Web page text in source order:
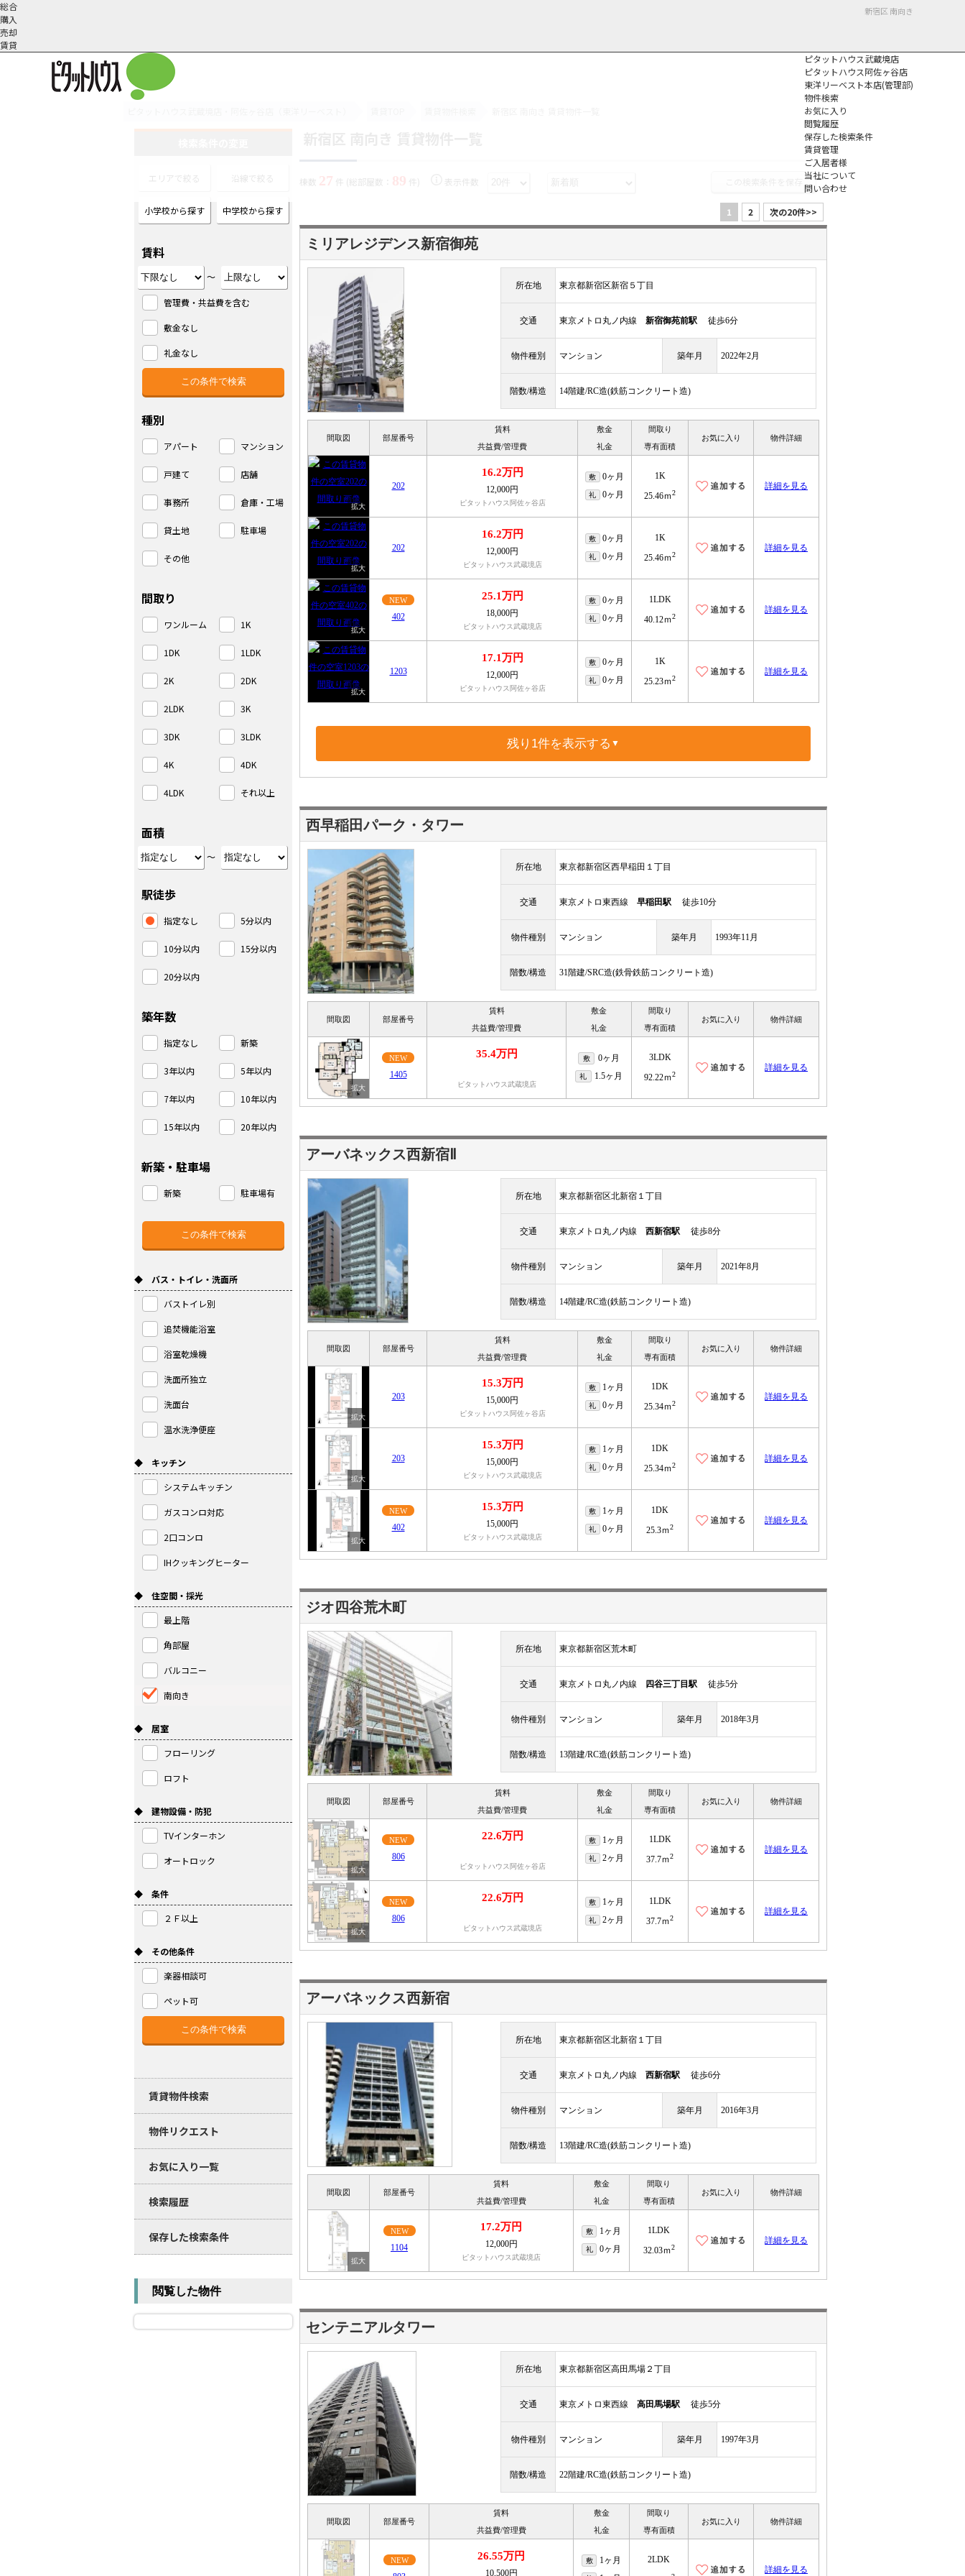
新宿区 南向き
総合
購入
売却
賃貸
ピタットハウス武蔵境店
ピタットハウス阿佐ヶ谷店
東洋リーベスト本店(管理部)
物件検索
お気に入り
閲覧履歴
保存した検索条件
賃貸管理
ご入居者様
当社について
問い合わせ
棟数 27 件 (総部屋数： 89 件) 表示件数
1 2 次の20件>>
ミリアレジデンス新宿御苑
所在地 東京都新宿区新宿５丁目
交通 東京メトロ丸ノ内線 新宿御苑前駅 徒歩6分
物件種別 マンション 築年月 2022年2月
階数/構造 14階建/RC造(鉄筋コンクリート造)
間取図 部屋番号
賃料
共益費/管理費
敷金
礼金
間取り
専有面積
お気に入り 物件詳細
202
16.2万円
12,000円
ピタットハウス阿佐ヶ谷店
敷 0ヶ月
礼 0ヶ月
1K
25.46ｍ2
詳細を見る
202
16.2万円
12,000円
ピタットハウス武蔵境店
敷 0ヶ月
礼 0ヶ月
1K
25.46ｍ2
詳細を見る
NEW
402
25.1万円
18,000円
ピタットハウス武蔵境店
敷 0ヶ月
礼 0ヶ月
1LDK
40.12ｍ2
詳細を見る
1203
17.1万円
12,000円
ピタットハウス阿佐ヶ谷店
敷 0ヶ月
礼 0ヶ月
1K
25.23ｍ2
詳細を見る
残り1件を表示する ▼
西早稲田パーク・タワー
所在地 東京都新宿区西早稲田１丁目
交通 東京メトロ東西線 早稲田駅 徒歩10分
物件種別 マンション 築年月 1993年11月
階数/構造 31階建/SRC造(鉄骨鉄筋コンクリート造)
間取図 部屋番号
賃料
共益費/管理費
敷金
礼金
間取り
専有面積
お気に入り 物件詳細
NEW
1405
35.4万円
ピタットハウス武蔵境店
敷 0ヶ月
礼 1.5ヶ月
3LDK
92.22ｍ2
詳細を見る
アーバネックス西新宿Ⅱ
所在地 東京都新宿区北新宿１丁目
交通 東京メトロ丸ノ内線 西新宿駅 徒歩8分
物件種別 マンション 築年月 2021年8月
階数/構造 14階建/RC造(鉄筋コンクリート造)
間取図 部屋番号
賃料
共益費/管理費
敷金
礼金
間取り
専有面積
お気に入り 物件詳細
203
15.3万円
15,000円
ピタットハウス阿佐ヶ谷店
敷 1ヶ月
礼 0ヶ月
1DK
25.34ｍ2
詳細を見る
203
15.3万円
15,000円
ピタットハウス武蔵境店
敷 1ヶ月
礼 0ヶ月
1DK
25.34ｍ2
詳細を見る
NEW
402
15.3万円
15,000円
ピタットハウス武蔵境店
敷 1ヶ月
礼 0ヶ月
1DK
25.3ｍ2
詳細を見る
ジオ四谷荒木町
所在地 東京都新宿区荒木町
交通 東京メトロ丸ノ内線 四谷三丁目駅 徒歩5分
物件種別 マンション 築年月 2018年3月
階数/構造 13階建/RC造(鉄筋コンクリート造)
間取図 部屋番号
賃料
共益費/管理費
敷金
礼金
間取り
専有面積
お気に入り 物件詳細
NEW
806
22.6万円
ピタットハウス阿佐ヶ谷店
敷 1ヶ月
礼 2ヶ月
1LDK
37.7ｍ2
詳細を見る
NEW
806
22.6万円
ピタットハウス武蔵境店
敷 1ヶ月
礼 2ヶ月
1LDK
37.7ｍ2
詳細を見る
アーバネックス西新宿
所在地 東京都新宿区北新宿１丁目
交通 東京メトロ丸ノ内線 西新宿駅 徒歩6分
物件種別 マンション 築年月 2016年3月
階数/構造 13階建/RC造(鉄筋コンクリート造)
間取図 部屋番号
賃料
共益費/管理費
敷金
礼金
間取り
専有面積
お気に入り 物件詳細
NEW
1104
17.2万円
12,000円
ピタットハウス武蔵境店
敷 1ヶ月
礼 0ヶ月
1LDK
32.03ｍ2
詳細を見る
センテニアルタワー
所在地 東京都新宿区高田馬場２丁目
交通 東京メトロ東西線 高田馬場駅 徒歩5分
物件種別 マンション 築年月 1997年3月
階数/構造 22階建/RC造(鉄筋コンクリート造)
間取図 部屋番号
賃料
共益費/管理費
敷金
礼金
間取り
専有面積
お気に入り 物件詳細
NEW 26.55万円
10,500円
敷 1ヶ月
2LDK
詳細を見る
エリアで絞る 沿線で絞る
小学校から探す 中学校から探す
賃料
～
管理費・共益費を含む
敷金なし
礼金なし
種別
アパート マンション
戸建て 店舗
事務所 倉庫・工場
貸土地 駐車場
その他
間取り
ワンルーム 1K
1DK 1LDK
2K 2DK
2LDK 3K
3DK 3LDK
4K 4DK
4LDK それ以上
面積
～
駅徒歩
指定なし 5分以内
10分以内 15分以内
20分以内
築年数
指定なし 新築
3年以内 5年以内
7年以内 10年以内
15年以内 20年以内
新築・駐車場
新築 駐車場有
◆ バス・トイレ・洗面所
バストイレ別
追焚機能浴室
浴室乾燥機
洗面所独立
洗面台
温水洗浄便座
◆ キッチン
システムキッチン
ガスコンロ対応
2口コンロ
IHクッキングヒーター
◆ 住空間・採光
最上階
角部屋
バルコニー
南向き
◆ 居室
フローリング
ロフト
◆ 建物設備・防犯
TVインターホン
オートロック
◆ 条件
２Ｆ以上
◆ その他条件
楽器相談可
ペット可
賃貸物件検索
物件リクエスト
お気に入り一覧
検索履歴
保存した検索条件
閲覧した物件